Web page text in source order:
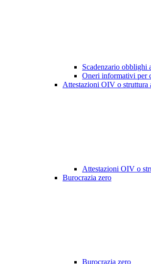
Scadenzario obblighi
Oneri informativi per
Attestazioni OIV o struttura
Attestazioni OIV o
Burocrazia zero
Burocrazia zero